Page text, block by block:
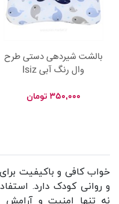
بالشت شیردهی دستی طرح
وال رنگ آبی Isiz
۳۵۰,۰۰۰ تومان
خواب کافی و باکیفیت
و روانی کودک دارد.
نه تنها امنیت و آرامش